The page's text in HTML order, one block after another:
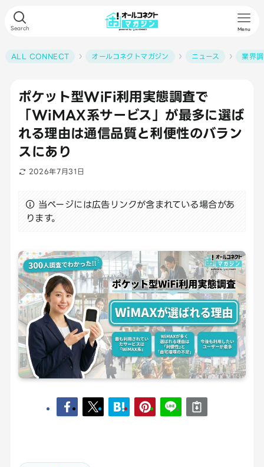
Search Menu
ALL CONNECT オールコネクトマガジン ニュース 業界
ポケット型WiFi利用実態調査で
「WiMAX系サービス」が最多に選ば
れる理由は通信品質と利便性のバラン
スにあり
2026年7月31日
当ページには広告リンクが含まれている場合があ
ります。